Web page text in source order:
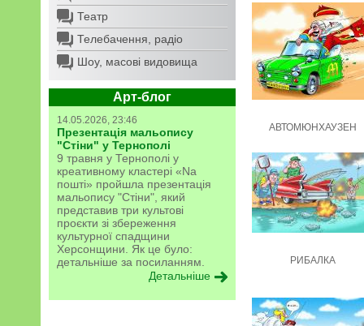
Театр
Телебачення, радіо
Шоу, масові видовища
Арт-блог
14.05.2026, 23:46
Презентація мальопису
"Стіни" у Тернополі
9 травня у Тернополі у
креативному кластері «Na
пошті» пройшла презентація
мальопису "Стіни", який
представив три культові
проєкти зі збереження
культурної спадщини
Херсонщини. Як це було:
детальніше за посиланням.
Детальніше
АВТОМЮНХАУЗЕН
РИБАЛКА